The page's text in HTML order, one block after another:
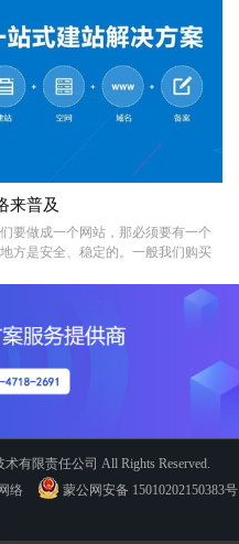
来普及
要做成一个网站，那必须要有一个
方是安全、稳定的。一般我们购买
及CPU;这些就是我们购买空间的时
有限责任公司 All Rights Reserved.
络 蒙公网安备 15010202150383号